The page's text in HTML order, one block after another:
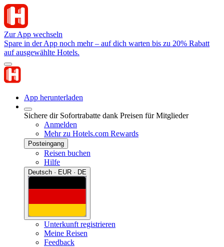
Zur App wechseln
Spare in der App noch mehr – auf dich warten bis zu 20% Rabatt
auf ausgewählte Hotels.
App herunterladen
Sichere dir Sofortrabatte dank Preisen für Mitglieder
Anmelden
Mehr zu Hotels.com Rewards
Posteingang
Reisen buchen
Hilfe
Deutsch · EUR · DE
Unterkunft registrieren
Meine Reisen
Feedback